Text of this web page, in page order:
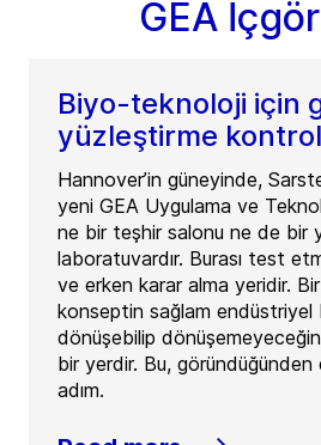
GEA
Biyo-teknoloji için
yüzleştirme
Hannover’in güneyinde,
yeni GEA Uygulama ve
ne bir teşhir salonu ne de bir
laboratuvardır. Burası test
ve erken karar alma yeridir.
konseptin sağlam endüstriyel
dönüşebilip
bir yerdir. Bu,
adım.